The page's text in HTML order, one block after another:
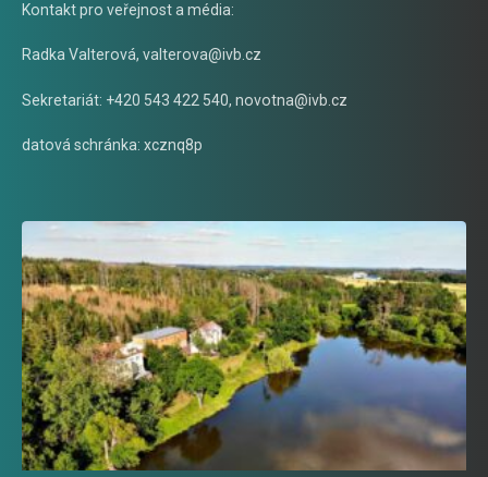
Kontakt pro veřejnost a média:
Radka Valterová, valterova@ivb.cz
Sekretariát: +420 543 422 540, novotna@ivb.cz
datová schránka: xcznq8p